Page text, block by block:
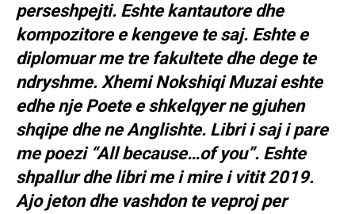
perseshpejti. Eshte kantautore dhe
kompozitore e kengeve te saj. Eshte e
diplomuar me tre fakultete dhe dege te
ndryshme. Xhemi Nokshiqi Muzai eshte
edhe nje Poete e shkelqyer ne gjuhen
shqipe dhe ne Anglishte. Libri i saj i pare
me poezi “All because…of you”. Eshte
shpallur dhe libri me i mire i vitit 2019.
Ajo jeton dhe vashdon te veproj per